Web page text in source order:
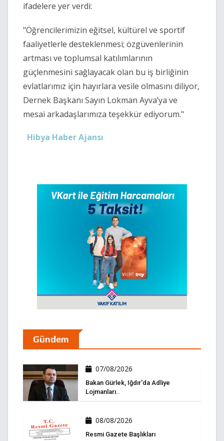
ifadelere yer verdi:
"Öğrencilerimizin eğitsel, kültürel ve sportif
faaliyetlerle desteklenmesi; özgüvenlerinin
artması ve toplumsal katılımlarının
güçlenmesini sağlayacak olan bu iş birliğinin
evlatlarımız için hayırlara vesile olmasını diliyor,
Dernek Başkanı Sayın Lokman Ayva’ya ve
mesai arkadaşlarımıza teşekkür ediyorum."
Hibya Haber Ajansı
Gündem
07/08/2026
Bakan Gürlek, Iğdır'da Adliye
Lojmanları..
08/08/2026
Resmi Gazete Başlıkları